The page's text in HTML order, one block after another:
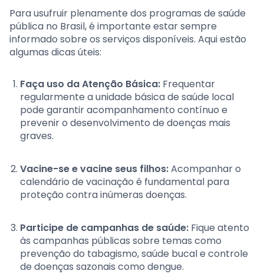
Para usufruir plenamente dos programas de saúde
pública no Brasil, é importante estar sempre
informado sobre os serviços disponíveis. Aqui estão
algumas dicas úteis:
Faça uso da Atenção Básica: Frequentar
regularmente a unidade básica de saúde local
pode garantir acompanhamento contínuo e
prevenir o desenvolvimento de doenças mais
graves.
Vacine-se e vacine seus filhos:Acompanhar o
calendário de vacinação é fundamental para
proteção contra inúmeras doenças.
Participe de campanhas de saúde: Fique atento
às campanhas públicas sobre temas como
prevenção do tabagismo, saúde bucal e controle
de doenças sazonais como dengue.